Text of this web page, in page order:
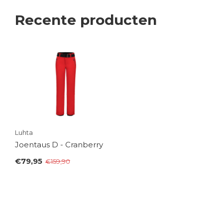
Recente producten
Luhta
Joentaus D - Cranberry
€79,95 €159,90